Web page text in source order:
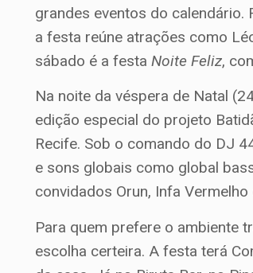
grandes eventos do calendário.
a festa reúne atrações como
sábado é a festaNoite Feliz,
Na noite da véspera de Natal
edição especial do projeto
Recife. Sob o comando do DJ
e sons globais como global
convidados Orun, Infa Vermelho
Para quem prefere o ambiente
escolha certeira. A festa terá